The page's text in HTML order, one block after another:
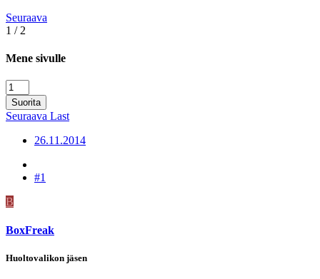
Seuraava
1 / 2
Mene sivulle
Suorita
Seuraava Last
26.11.2014
#1
B
BoxFreak
Huoltovalikon jäsen